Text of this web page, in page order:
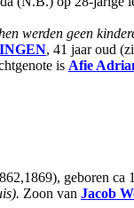
werden geen
, 41 jaar oud
is Afie
geboren
Zoon van Jacob